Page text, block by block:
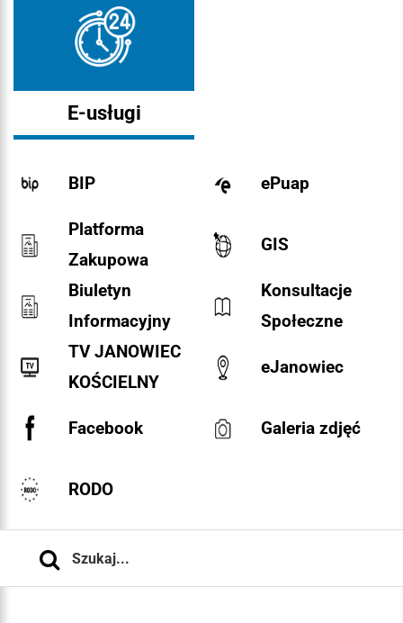
E-usługi
BIP ePuap
Platforma
Zakupowa
GIS
Biuletyn
Informacyjny
Konsultacje
Społeczne
TV JANOWIEC
KOŚCIELNY
eJanowiec
Facebook Galeria zdjęć
RODO